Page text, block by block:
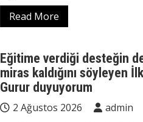
Read More
Eğitime verdiği desteğin
miras kaldığını söyleyen
Gurur duyuyorum
2 Ağustos 2026 admin